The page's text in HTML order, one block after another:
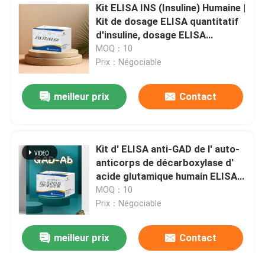
Contactez-nous
Nouvelles
Cas
VR Show
ELISA Test Kit
Kit ELISA INS (Insuline) Humaine |
Kit de dosage ELISA quantitatif
d'insuline, dosage ELISA
sandwich pour sérum plasma 96
tests réactifs de recherche en
MOQ：10
Prix：Négociable
meilleur prix Contact
Kit d' ELISA anti-GAD de l' auto-
anticorps de décarboxylase d'
acide glutamique humain ELISA
Kit GAD-Ab / GAD65 Kit de test
d' enzyme liée à l' auto-anticorps
MOQ：10
Prix：Négociable
meilleur prix Contact